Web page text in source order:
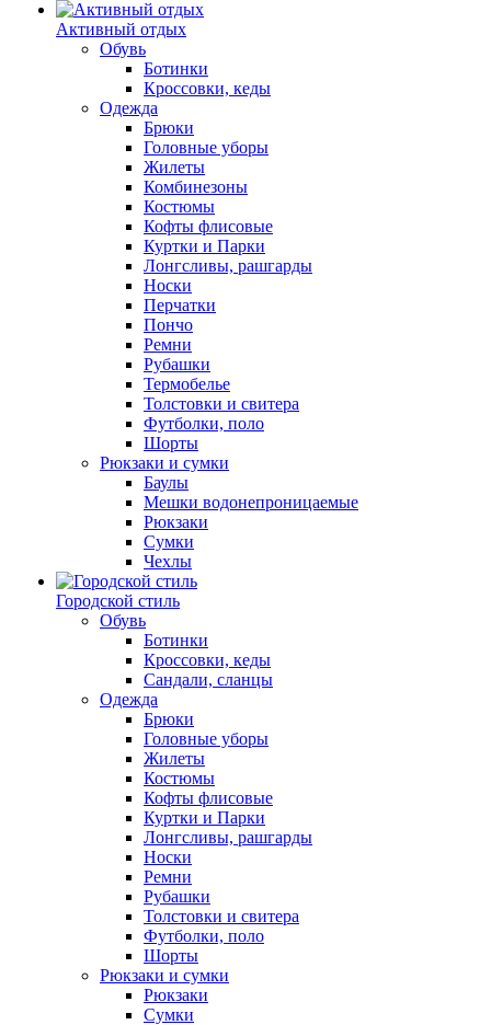
Активный отдых
Обувь
Ботинки
Кроссовки, кеды
Одежда
Брюки
Головные уборы
Жилеты
Комбинезоны
Костюмы
Кофты флисовые
Куртки и Парки
Лонгсливы, рашгарды
Носки
Перчатки
Пончо
Ремни
Рубашки
Термобелье
Толстовки и свитера
Футболки, поло
Шорты
Рюкзаки и сумки
Баулы
Мешки водонепроницаемые
Рюкзаки
Сумки
Чехлы
Городской стиль
Обувь
Ботинки
Кроссовки, кеды
Сандали, сланцы
Одежда
Брюки
Головные уборы
Жилеты
Костюмы
Кофты флисовые
Куртки и Парки
Лонгсливы, рашгарды
Носки
Ремни
Рубашки
Толстовки и свитера
Футболки, поло
Шорты
Рюкзаки и сумки
Рюкзаки
Сумки